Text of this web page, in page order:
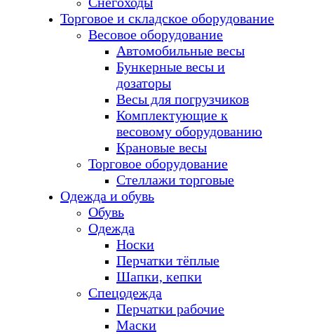
Торговое и складское оборудование
Весовое оборудование
Автомобильные весы
Бункерные весы и
дозаторы
Весы для погрузчиков
Комплектующие к
весовому оборудованию
Крановые весы
Торговое оборудование
Стеллажи торговые
Одежда и обувь
Обувь
Одежда
Носки
Перчатки тёплые
Шапки, кепки
Спецодежда
Перчатки рабочие
Маски